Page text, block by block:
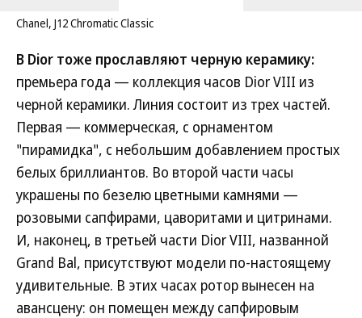
Chanel, J12 Chromatic Classic
В Dior тоже прославляют черную керамику:
премьера года — коллекция часов Dior VIII из
черной керамики. Линия состоит из трех частей.
Первая — коммерческая, с орнаментом
"пирамидка", с небольшим добавлением простых
белых бриллиантов. Во второй части часы
украшены по безелю цветными камнями —
розовыми сапфирами, цаворитами и цитринами.
И, наконец, в третьей части Dior VIII, названной
Grand Bal, присутствуют модели по-настоящему
удивительные. В этих часах ротор вынесен на
авансцену: он помещен между сапфировым